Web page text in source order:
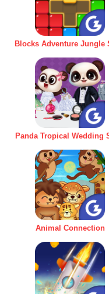
Blocks Adventure Jungle
Panda Tropical Wedding
Animal Connection